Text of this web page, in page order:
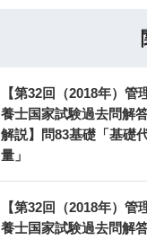
【第32回（2018年）管
養士国家試験過去問解
解説】問83基礎「基礎
量」
【第32回（2018年）管
養士国家試験過去問解